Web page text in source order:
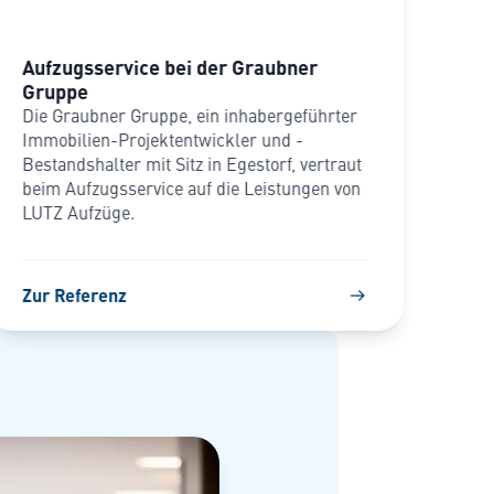
Aufzugsservice bei der Graubner
Gruppe
Die Graubner Gruppe, ein inhabergeführter
Immobilien-Projektentwickler und -
Bestandshalter mit Sitz in Egestorf, vertraut
beim Aufzugsservice auf die Leistungen von
LUTZ Aufzüge.
Zur Referenz